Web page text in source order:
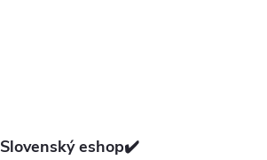
Slovenský eshop✔️